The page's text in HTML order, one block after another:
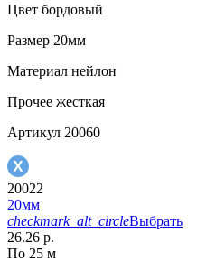
Цвет бордовый
Размер 20мм
Материал нейлон
Прочее жесткая
Артикул 20060
20022
20мм
checkmark_alt_circleВыбрать
26.26 р.
По 25 м